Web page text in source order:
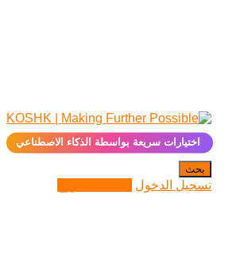
✨اختيارات سريعة بواسطة الذكاء الاصطناعي
بحث
تسجيل الدخول